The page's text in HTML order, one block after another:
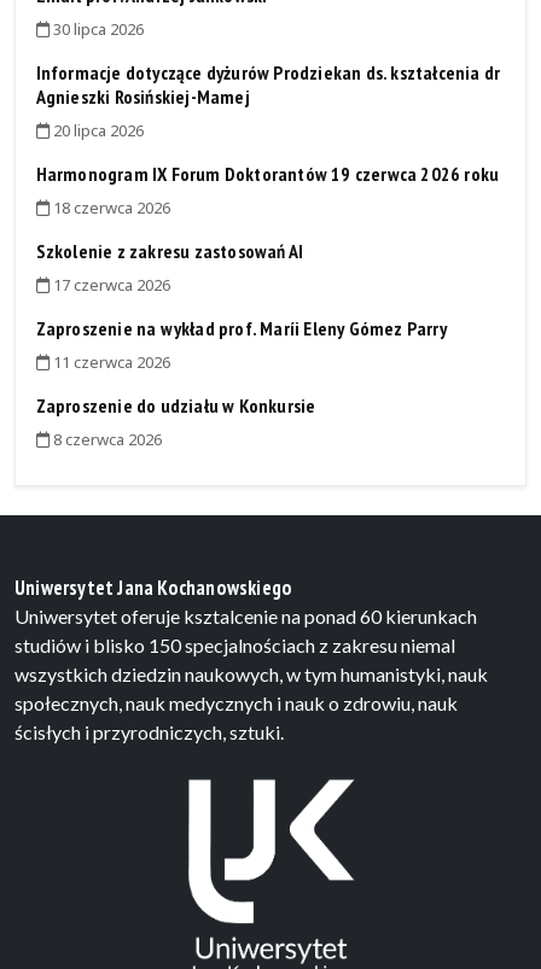
30 lipca 2026
Informacje dotyczące dyżurów Prodziekan ds. kształcenia dr
Agnieszki Rosińskiej-Mamej
20 lipca 2026
Harmonogram IX Forum Doktorantów 19 czerwca 2026 roku
18 czerwca 2026
Szkolenie z zakresu zastosowań AI
17 czerwca 2026
Zaproszenie na wykład prof. Maríi Eleny Gómez Parry
11 czerwca 2026
Zaproszenie do udziału w Konkursie
8 czerwca 2026
Uniwersytet Jana Kochanowskiego
Uniwersytet oferuje ksztalcenie na ponad 60 kierunkach
studiów i blisko 150 specjalnościach z zakresu niemal
wszystkich dziedzin naukowych, w tym humanistyki, nauk
społecznych, nauk medycznych i nauk o zdrowiu, nauk
ścisłych i przyrodniczych, sztuki.